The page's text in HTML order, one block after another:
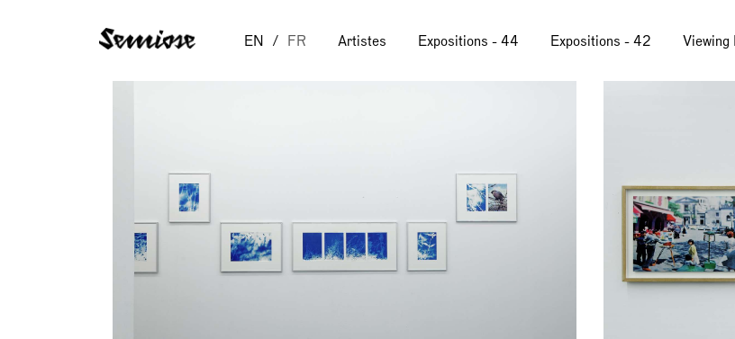
EN FR Artistes Expositions - 44 Expositions - 42 Viewing